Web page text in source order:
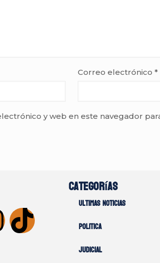
Correo electrónico*
y web en este navegador
Categorías
Ultimas noticias
Politica
Judicial